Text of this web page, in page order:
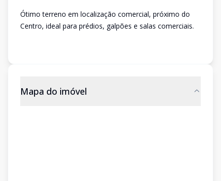
Ótimo terreno em localização comercial, próximo do
Centro, ideal para prédios, galpões e salas comerciais.
Mapa do imóvel